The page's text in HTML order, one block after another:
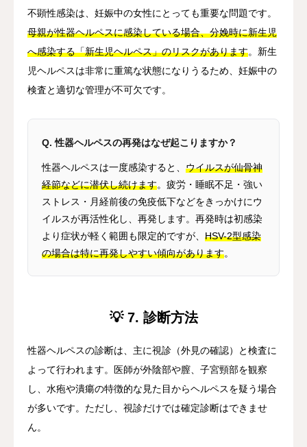
不顕性感染は、妊娠中の女性にとっても重要な問題です。
母親が性器ヘルペスに感染している場合、分娩時に新生児
へ感染する「新生児ヘルペス」のリスクがあります。新生
児ヘルペスは非常に重篤な状態になりうるため、妊娠中の
検査と適切な管理が不可欠です。
Q. 性器ヘルペスの再発はなぜ起こりますか？
性器ヘルペスは一度感染すると、 ウイルスが仙骨神
経節などに潜伏し続けます。疲労・睡眠不足・強い
ストレス・月経前後の免疫低下などをきっかけにウ
イルスが再活性化し、再発します。再発時は初感染
より症状が軽く範囲も限定的ですが、 HSV-2型感染
の場合は特に再発しやすい傾向があります。
💡 7. 診断方法
性器ヘルペスの診断は、主に視診（外見の確認）と検査に
よって行われます。医師が外陰部や膣、子宮頸部を観察
し、水疱や潰瘍の特徴的な見た目からヘルペスを疑う場合
が多いです。ただし、視診だけでは確定診断はできませ
ん。